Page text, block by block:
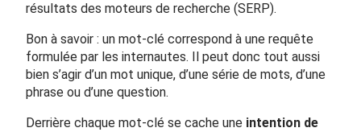
résultats des moteurs de recherche (SERP).
Bon à savoir : un mot-clé correspond à une requête
formulée par les internautes. Il peut donc tout aussi
bien s’agir d’un mot unique, d’une série de mots, d’une
phrase ou d’une question.
Derrière chaque mot-clé se cache une intention de